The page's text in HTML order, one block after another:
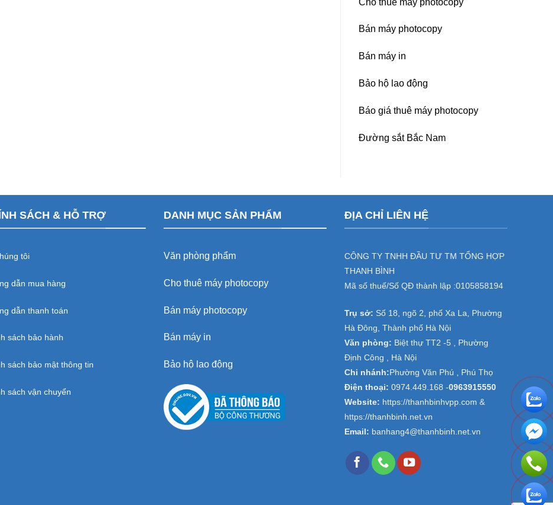
Bán máy photocopy
Bán máy in
Bảo hộ lao động
Báo giá thuê máy photocopy
Đường sắt Bắc Nam
SÁCH & HỖ TRỢ
tôi
dẫn mua hàng
dẫn thanh toán
sách bảo hành
sách bảo mật thông tin
sách vận chuyển
DANH MỤC SẢN PHẨM
Văn phòng phẩm
Cho thuê máy photocopy
Bán máy photocopy
Bán máy in
Bảo hộ lao động
ĐỊA CHỈ LIÊN HỆ
CÔNG TY TNHH ĐẦU TƯ TM TỔNG HỢP
THANH BÌNH
Mã số thuế/Số QĐ thành lập :0105858194
Trụ sở: Số 18, ngõ 2, phố Xa La, Phường
Hà Đông, Thành phố Hà Nội
Văn phòng: Biệt thự TT2 -5 , Phường
Định Công , Hà Nội
Chi nhánh: Phường Văn Phú , Phú Thọ
Điện thoại: 0974.449.168 -0963915550
Website: https://thanhbinhvpp.com &
https://thanhbinh.net.vn
Email: banhang4@thanhbinh.net.vn